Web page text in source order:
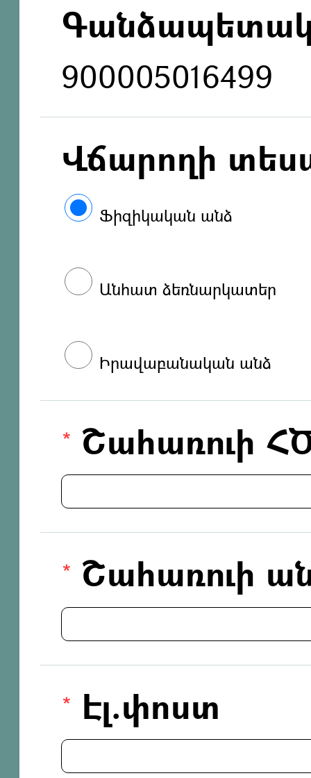
900005016499
Վճարողի
Ֆիզիկական անձ
Անհատ ձեռնարկատեր
Իրավաբանական անձ
Շահառուի
Շահառուի
Էլ.փոստ